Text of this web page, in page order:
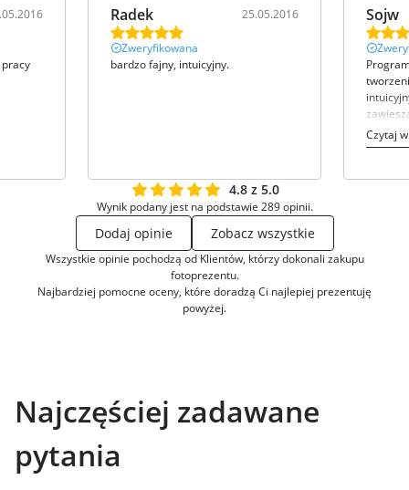
Radek 25.05.2016
Zweryfikowana
bardzo fajny, intuicyjny.
Sojw
Czytaj
4.8 z 5.0
Wynik podany jest na podstawie 289 opinii.
Dodaj opinie Zobacz wszystkie
Wszystkie opinie pochodzą od Klientów, którzy dokonali zakupu
fotoprezentu.
Najbardziej pomocne oceny, które doradzą Ci najlepiej prezentuję
powyżej.
Najczęściej zadawane
pytania